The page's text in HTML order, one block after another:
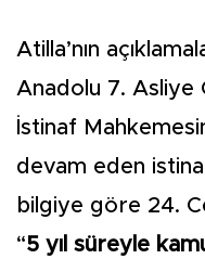
Atilla’nın
Anadolu 7. Asliye
İstinaf
devam eden
bilgiye göre 24.
“5 yıl süreyle